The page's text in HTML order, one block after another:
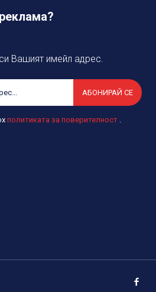
Вашият имейл адрес.
АБОНИРАЙ СЕ
политиката за поверителност